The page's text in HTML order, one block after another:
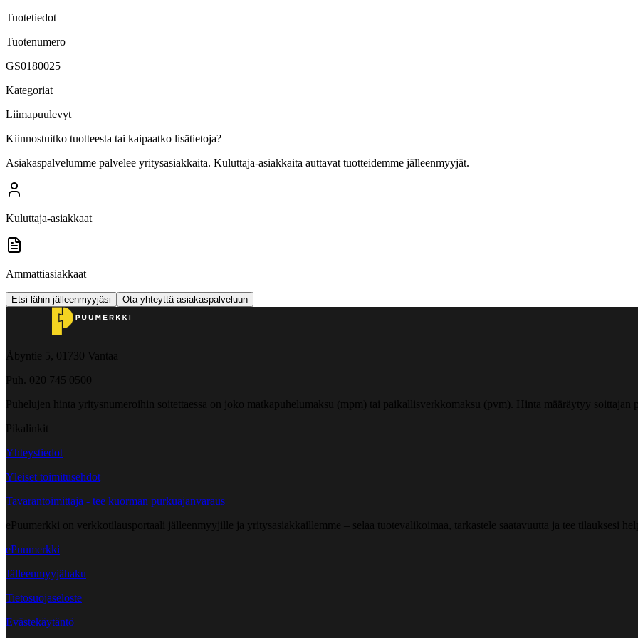
Tuotetiedot
Tuotenumero
GS0180025
Kategoriat
Liimapuulevyt
Kiinnostuitko tuotteesta tai kaipaatko lisätietoja?
Asiakaspalvelumme palvelee yritysasiakkaita. Kuluttaja-asiakkaita auttavat tuotteidemme jälleenmyyjät.
Kuluttaja-asiakkaat
Ammattiasiakkaat
Etsi lähin jälleenmyyjäsi Ota yhteyttä asiakaspalveluun
Åbyntie 5, 01730 Vantaa
Puh. 020 745 0500
Puhelujen hinta yritysnumeroihin soitettaessa on joko matkapuhelumaksu (mpm) tai paikallisverkkomaksu (pvm). Hinta määräytyy soittajan
Pikalinkit
Yhteystiedot
Yleiset toimitusehdot
Tavarantoimittaja - tee kuorman purkuajanvaraus
ePuumerkki on verkkotilausportaali jälleenmyyjille ja yritysasiakkaillemme – selaa tuotevalikoimaa, tarkastele saatavuutta ja tee tilauksesi
ePuumerkki
Jälleenmyyjähaku
Tietosuojaseloste
Evästekäytäntö